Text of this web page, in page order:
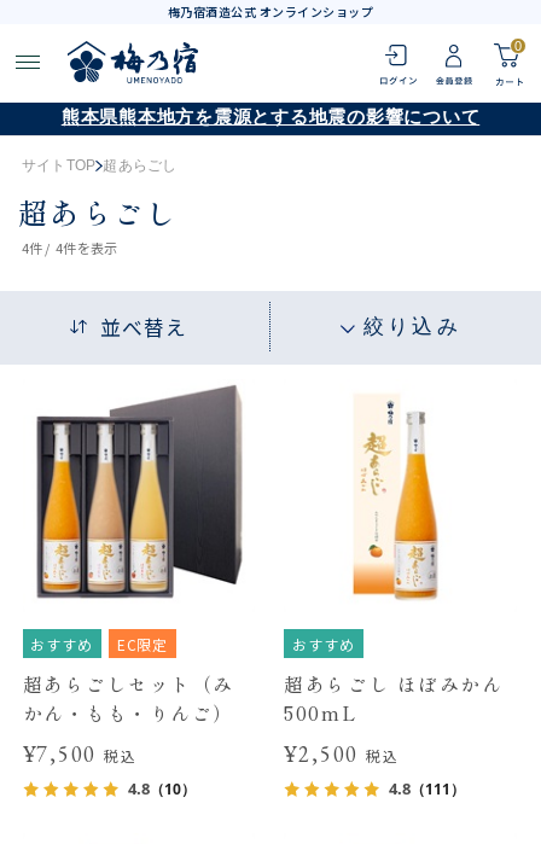
梅乃宿酒造公式 オンラインショップ
0
熊本県熊本地方を震源とする地震の影響について
サイトTOP 超あらごし
超あらごし
4件 / 4件を表示
並べ替え 絞り込み
おすすめ EC限定
超あらごしセット（み
かん・もも・りんご）
¥7,500税込
4.8（10）
おすすめ
超あらごし ほぼみかん
500mL
¥2,500 税込
4.8 （111）